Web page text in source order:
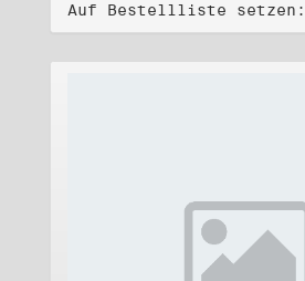
Auf Bestellliste setzen: